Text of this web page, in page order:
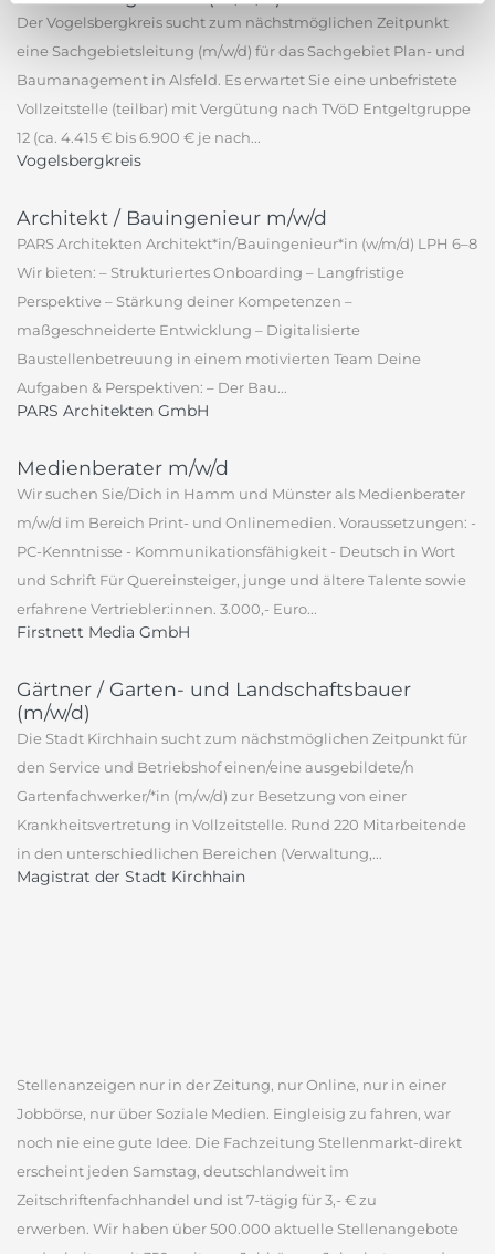
Der Vogelsbergkreis sucht zum nächstmöglichen Zeitpunkt
eine Sachgebietsleitung (m/w/d) für das Sachgebiet Plan- und
Baumanagement in Alsfeld. Es erwartet Sie eine unbefristete
Vollzeitstelle (teilbar) mit Vergütung nach TVöD Entgeltgruppe
12 (ca. 4.415 € bis 6.900 € je nach...
Vogelsbergkreis
Architekt / Bauingenieur m/w/d
PARS Architekten Architekt*in/Bauingenieur*in (w/m/d) LPH 6–8
Wir bieten: – Strukturiertes Onboarding – Langfristige
Perspektive – Stärkung deiner Kompetenzen –
maßgeschneiderte Entwicklung – Digitalisierte
Baustellenbetreuung in einem motivierten Team Deine
Aufgaben & Perspektiven: – Der Bau...
PARS Architekten GmbH
Medienberater m/w/d
Wir suchen Sie/Dich in Hamm und Münster als Medienberater
m/w/d im Bereich Print- und Onlinemedien. Voraussetzungen: -
PC-Kenntnisse - Kommunikationsfähigkeit - Deutsch in Wort
und Schrift Für Quereinsteiger, junge und ältere Talente sowie
erfahrene Vertriebler:innen. 3.000,- Euro...
Firstnett Media GmbH
Gärtner / Garten- und Landschaftsbauer
(m/w/d)
Die Stadt Kirchhain sucht zum nächstmöglichen Zeitpunkt für
den Service und Betriebshof einen/eine ausgebildete/n
Gartenfachwerker/*in (m/w/d) zur Besetzung von einer
Krankheitsvertretung in Vollzeitstelle. Rund 220 Mitarbeitende
in den unterschiedlichen Bereichen (Verwaltung,...
Magistrat der Stadt Kirchhain
Stellenanzeigen nur in der Zeitung, nur Online, nur in einer
Jobbörse, nur über Soziale Medien. Eingleisig zu fahren, war
noch nie eine gute Idee. Die Fachzeitung Stellenmarkt-direkt
erscheint jeden Samstag, deutschlandweit im
Zeitschriftenfachhandel und ist 7-tägig für 3,- € zu
erwerben. Wir haben über 500.000 aktuelle Stellenangebote